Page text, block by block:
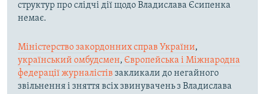
структур про слідчі дії щодо Владислава Єсипенка
немає.
Міністерство закордонних справ України,
український омбудсмен, Європейська і Міжнародна
федерації журналістів закликали до негайного
звільнення і зняття всіх звинувачень з Владислава